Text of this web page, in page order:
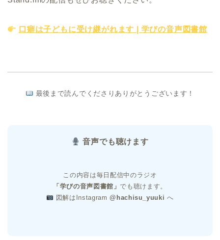
口癖は子どもに受け継がれます | 学びの音声図書館
最後まで読んでくださりありがとうございます！
音声でも聴けます
この内容は毎日配信中のラジオ
「学びの音声図書館」 でも聴けます。
図解はInstagram@hachisu_yuuki へ